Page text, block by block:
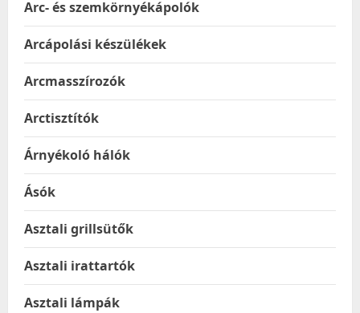
Arc- és szemkörnyékápolók
Arcápolási készülékek
Arcmasszírozók
Arctisztítók
Árnyékoló hálók
Ásók
Asztali grillsütők
Asztali irattartók
Asztali lámpák